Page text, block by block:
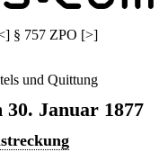
] § 757 ZPO [>]
und Quittung
Januar 1877